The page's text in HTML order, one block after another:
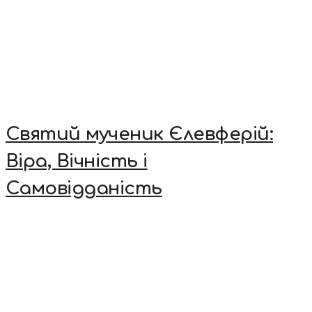
Святий мученик Єлевферій:
Віра, Вічність і
Самовідданість